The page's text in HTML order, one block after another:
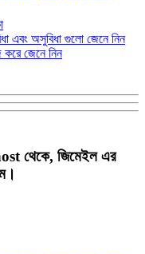
এবং অসুবিধা গুলো জেনে নিন
জেনে নিন
থেকে, জিমেইল এর